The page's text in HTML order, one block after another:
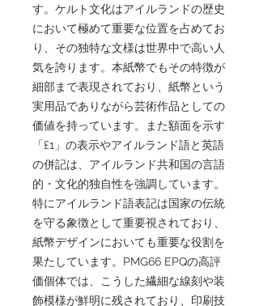
す。ケルト文化はアイルランドの歴史
において極めて重要な位置を占めてお
り、その独特な文様は世界中で高い人
気を誇ります。本紙幣でもその特徴が
細部まで表現されており、紙幣という
実用品でありながら芸術作品としての
価値を持っています。また額面を示す
「£1」の表示やアイルランド語と英語
の併記は、アイルランド共和国の言語
的・文化的独自性を強調しています。
特にアイルランド語表記は国家の伝統
を守る象徴として重要視されており、
紙幣デザインにおいても重要な役割を
果たしています。PMG66 EPQの高評
価個体では、こうした繊細な線刻や装
飾模様が鮮明に残されており、印刷技